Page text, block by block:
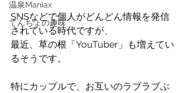
温泉Maniax
てんちょの趣味
SNSなどで個人がどんどん情報を発信
されている時代ですが、
最近、草の根「YouTuber」も増えてい
るそうです。
特にカップルで、お互いのラブラブぶ